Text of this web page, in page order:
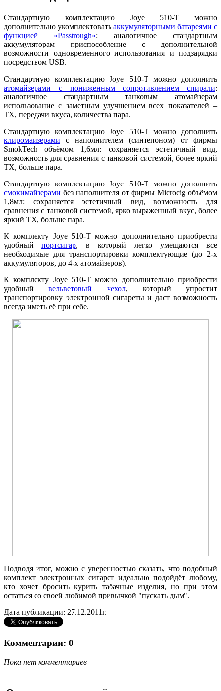
Стандартную комплектацию Joye 510-T можно
дополнительно укомплектовать аккумуляторными батареями с
функцией «Passtrough»: аналогичное стандартным
аккумуляторам приспособление с дополнительной
возможности одновременного использования и подзарядки
посредством USB.
Стандартную комплектацию Joye 510-T можно дополнить
атомайзерами с пониженным сопротивлением спирали:
аналогичное стандартным танковым атомайзерам
использование с заметным улучшением всех показателей –
ТХ, передачи вкуса, количества пара.
Стандартную комплектацию Joye 510-T можно дополнить
клиромайзерами с наполнителем (синтепоном) от фирмы
SmokTech объёмом 1,6мл: сохраняется эстетичный вид,
возможность для сравнения с танковой системой, более яркий
ТХ, больше пара.
Стандартную комплектацию Joye 510-T можно дополнить
смокимайзерами без наполнителя от фирмы Microcig объёмом
1,8мл: сохраняется эстетичный вид, возможность для
сравнения с танковой системой, ярко выраженный вкус, более
яркий ТХ, больше пара.
К комплекту Joye 510-T можно дополнительно приобрести
удобный портсигар, в который легко умещаются все
необходимые для транспортировки комплектующие (до 2-х
аккумуляторов, до 4-х атомайзеров).
К комплекту Joye 510-T можно дополнительно приобрести
удобныйвельветовый чехол, который упростит
транспортировку электронной сигареты и даст возможность
всегда иметь её при себе.
Подводя итог, можно с уверенностью сказать, что подобный
комплект электронных сигарет идеально подойдёт любому,
кто хочет бросить курить табачные изделия, но при этом
остаться со своей любимой привычкой "пускать дым".
Дата публикации: 27.12.2011г.
Комментарии: 0
Пока нет комментариев